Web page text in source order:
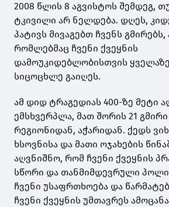
2008 წლის 8 აგვისტოს შემდეგ,
ტკივილი არ ნელდება. დღეს,
პატივს მივაგებთ ჩვენს გმირებს,
რომლებმაც ჩვენი ქვეყნის
დამოუკიდებლობისთვის
სიცოცხლე გაიღეს.
ამ დიდ ტრაგედიას 400-ზე მეტი
ემსხვერპლა, მათ შორის 21 გმირი
რეგიონიდან, აჭარიდან. ქედს
ხსოვნისა და მათი ოჯახების
აღვნიშნო, რომ ჩვენი ქვეყნის
სწორი და თანმიმდევრული
ჩვენი უსაფრთხოება და
ჩვენი ქვეყნის უმთავრეს